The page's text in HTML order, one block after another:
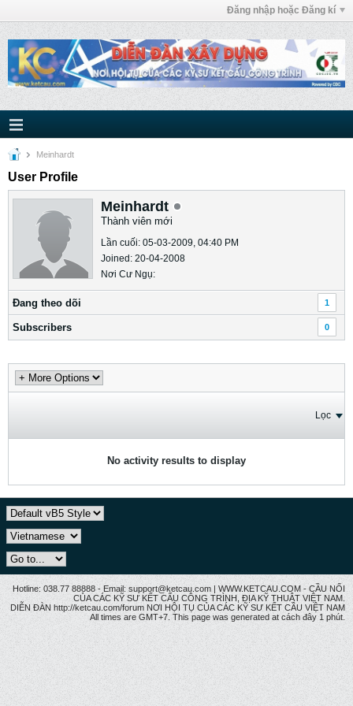
Đăng nhập hoặc Đăng kí
Meinhardt
User Profile
Meinhardt
Thành viên mới
Lần cuối: 05-03-2009, 04:40 PM
Joined: 20-04-2008
Nơi Cư Ngụ:
Ðang theo dõi 1
Subscribers 0
Lọc
No activity results to display
Hotline: 038.77 88888 - Email: support@ketcau.com | WWW.KETCAU.COM - CẦU NỐI
CỦA CÁC KỸ SƯ KẾT CẤU CÔNG TRÌNH, ĐỊA KỸ THUẬT VIỆT NAM.
DIỄN ĐÀN http://ketcau.com/forum NƠI HỘI TỤ CỦA CÁC KỸ SƯ KẾT CÂU VIỆT NAM
All times are GMT+7. This page was generated at cách đây 1 phút.